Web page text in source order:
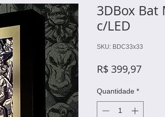
3DBox Bat
c/LED
SKU: BDC33x33
R$ 399,97Preço
Quantidade *